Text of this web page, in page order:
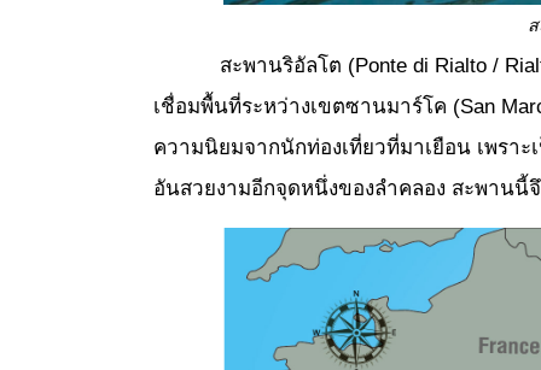
สะพานริอัลโต (Ponte di Rialto / Rialto
เชื่อมพื้นที่ระหว่างเขตซานมาร์โค (San
ความนิยมจากนักท่องเที่ยวที่มาเยือน เพร
อันสวยงามอีกจุดหนึ่งของลำคลอง สะพานนี้